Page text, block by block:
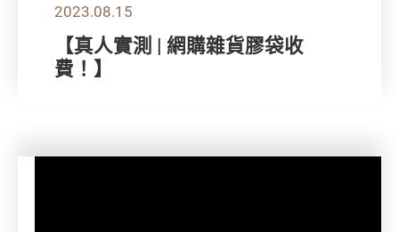
2023.08.15
【真人實測 | 網購雜貨膠袋收
費！】